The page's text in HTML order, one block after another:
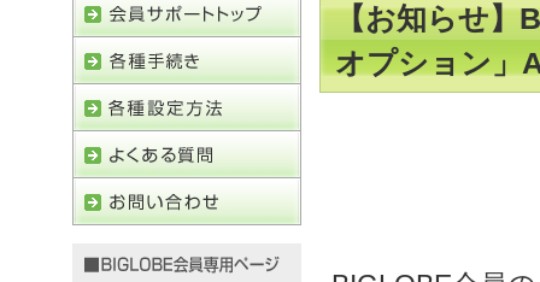
【お知らせ】
オプション」